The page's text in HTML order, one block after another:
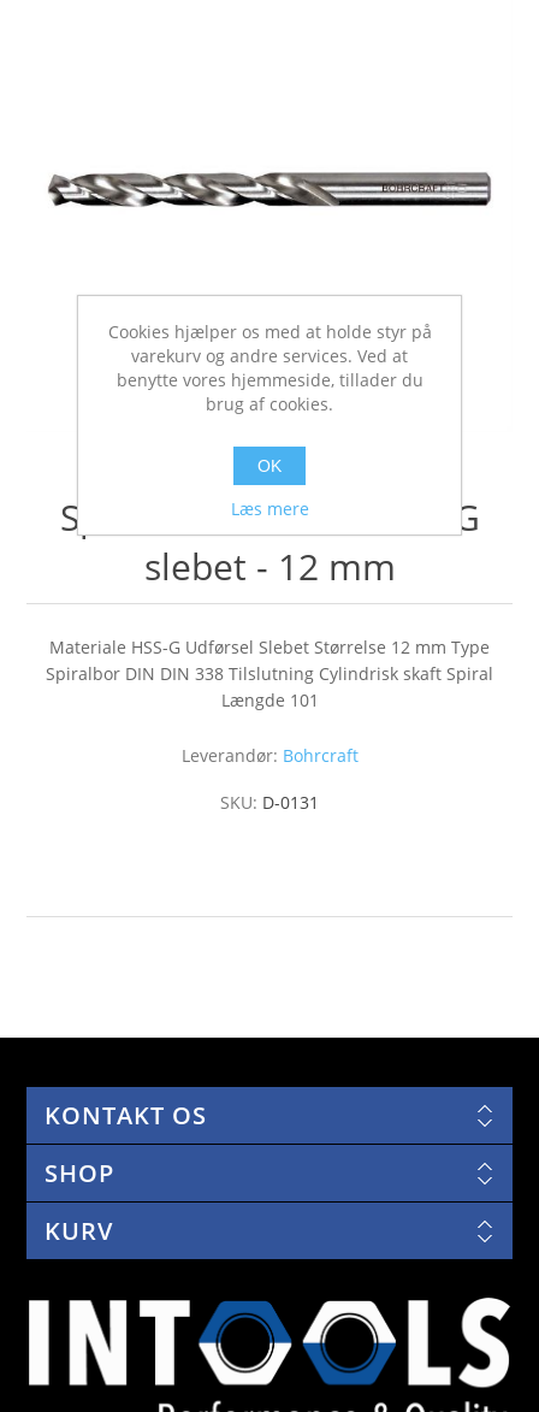
Spiral bor DIN 338 HSS-G
slebet - 12 mm
Materiale HSS-G Udførsel Slebet Størrelse 12 mm Type
Spiralbor DIN DIN 338 Tilslutning Cylindrisk skaft Spiral
Længde 101
Leverandør: Bohrcraft
SKU: D-0131
KONTAKT OS
SHOP
KURV
Cookies hjælper os med at holde styr på
varekurv og andre services. Ved at
benytte vores hjemmeside, tillader du
brug af cookies.
OK
Læs mere